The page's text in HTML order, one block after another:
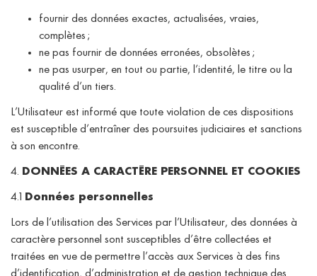
fournir des données exactes, actualisées, vraies,
complètes ;
ne pas fournir de données erronées, obsolètes ;
ne pas usurper, en tout ou partie, l’identité, le titre ou la
qualité d’un tiers.
L’Utilisateur est informé que toute violation de ces dispositions
est susceptible d’entraîner des poursuites judiciaires et sanctions
à son encontre.
4. DONNÉES A CARACTÈRE PERSONNEL ET COOKIES
4.1 Données personnelles
Lors de l’utilisation des Services par l’Utilisateur, des données à
caractère personnel sont susceptibles d’être collectées et
traitées en vue de permettre l’accès aux Services à des fins
d’identification, d’administration et de gestion technique des